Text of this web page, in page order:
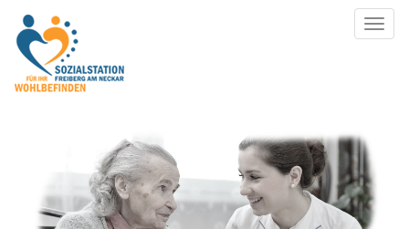
Toggle